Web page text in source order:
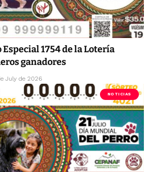
Especial 1754 de la Lotería
ganadores
July de 2026
NOTICIAS